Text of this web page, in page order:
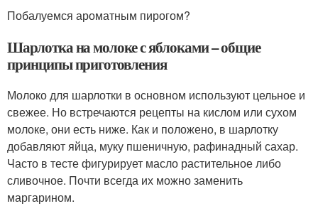
Побалуемся ароматным пирогом?
Шарлотка на молоке с яблоками – общие
принципы приготовления
Молоко для шарлотки в основном используют цельное и
свежее. Но встречаются рецепты на кислом или сухом
молоке, они есть ниже. Как и положено, в шарлотку
добавляют яйца, муку пшеничную, рафинадный сахар.
Часто в тесте фигурирует масло растительное либо
сливочное. Почти всегда их можно заменить
маргарином.